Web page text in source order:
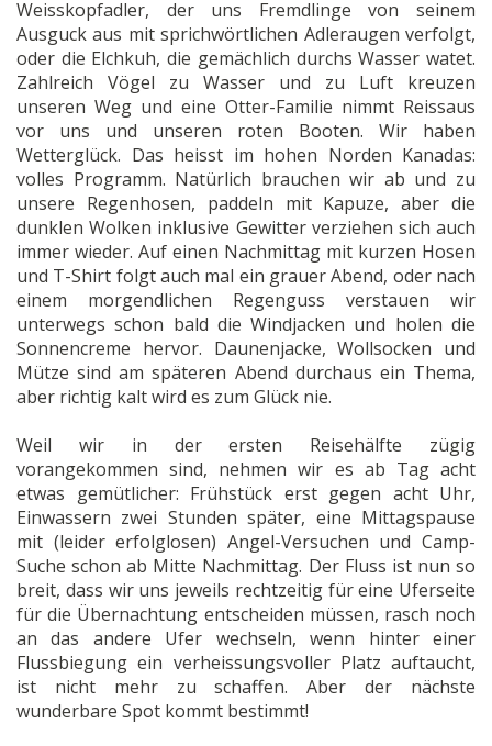
Weisskopfadler, der uns Fremdlinge von seinem
Ausguck aus mit sprichwörtlichen Adleraugen verfolgt,
oder die Elchkuh, die gemächlich durchs Wasser watet.
Zahlreich Vögel zu Wasser und zu Luft kreuzen
unseren Weg und eine Otter-Familie nimmt Reissaus
vor uns und unseren roten Booten. Wir haben
Wetterglück. Das heisst im hohen Norden Kanadas:
volles Programm. Natürlich brauchen wir ab und zu
unsere Regenhosen, paddeln mit Kapuze, aber die
dunklen Wolken inklusive Gewitter verziehen sich auch
immer wieder. Auf einen Nachmittag mit kurzen Hosen
und T-Shirt folgt auch mal ein grauer Abend, oder nach
einem morgendlichen Regenguss verstauen wir
unterwegs schon bald die Windjacken und holen die
Sonnencreme hervor. Daunenjacke, Wollsocken und
Mütze sind am späteren Abend durchaus ein Thema,
aber richtig kalt wird es zum Glück nie.
Weil wir in der ersten Reisehälfte zügig
vorangekommen sind, nehmen wir es ab Tag acht
etwas gemütlicher: Frühstück erst gegen acht Uhr,
Einwassern zwei Stunden später, eine Mittagspause
mit (leider erfolglosen) Angel-Versuchen und Camp-
Suche schon ab Mitte Nachmittag. Der Fluss ist nun so
breit, dass wir uns jeweils rechtzeitig für eine Uferseite
für die Übernachtung entscheiden müssen, rasch noch
an das andere Ufer wechseln, wenn hinter einer
Flussbiegung ein verheissungsvoller Platz auftaucht,
ist nicht mehr zu schaffen. Aber der nächste
wunderbare Spot kommt bestimmt!